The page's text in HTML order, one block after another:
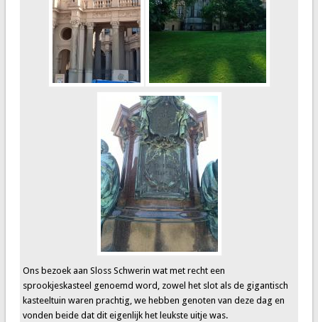
Ons bezoek aan Sloss Schwerin wat met recht een
sprookjeskasteel genoemd word, zowel het slot als de gigantisch
kasteeltuin waren prachtig, we hebben genoten van deze dag en
vonden beide dat dit eigenlijk het leukste uitje was.